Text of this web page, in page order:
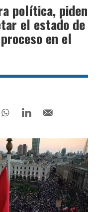
política, piden
el estado de
en el